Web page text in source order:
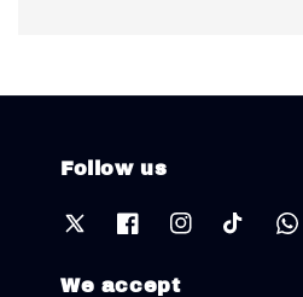
Follow us
We accept